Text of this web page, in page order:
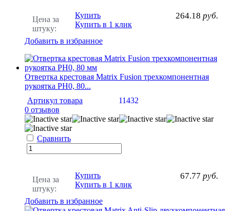
Цена за
штуку:
264.18 руб.
Купить
Купить в 1 клик
Добавить в избранное
Отвертка крестовая Matrix Fusion трехкомпонентная
рукоятка PH0, 80...
Артикул товара
11432
0 отзывов
Сравнить
Цена за
штуку:
67.77 руб.
Купить
Купить в 1 клик
Добавить в избранное